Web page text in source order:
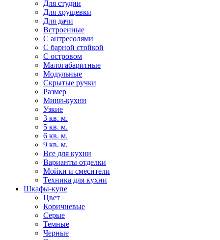
Для студии
Для хрущевки
Для дачи
Встроенные
С антресолями
С барной стойкой
С островом
Малогабаритные
Модульные
Скрытые ручки
Размер
Мини-кухни
Узкие
3 кв. м.
5 кв. м.
6 кв. м.
9 кв. м.
Все для кухни
Варианты отделки
Мойки и смесители
Техника для кухни
Шкафы-купе
Цвет
Коричневые
Серые
Темные
Черные